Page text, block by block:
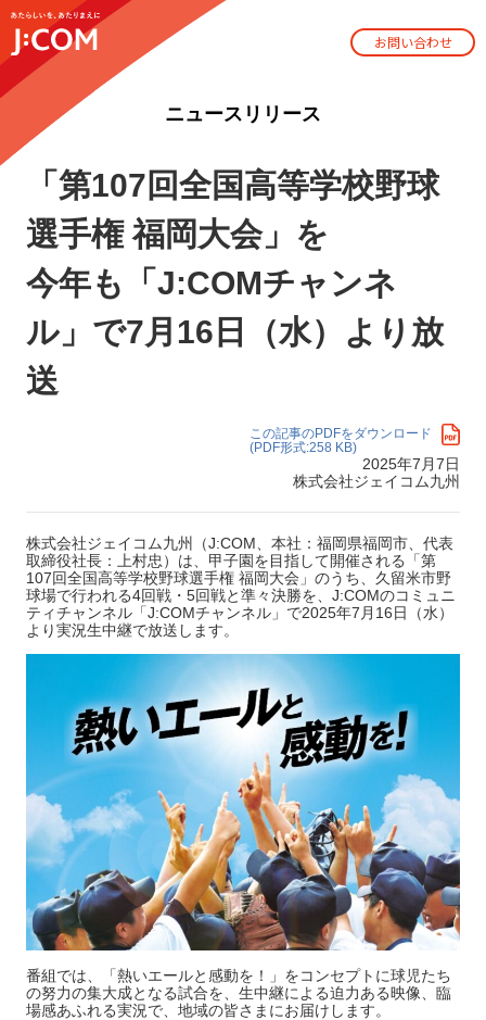
お問い合わせ
ニュースリリース
「第107回全国高等学校野球
選手権 福岡大会」を
今年も「J:COMチャンネ
ル」で7月16日（水）より放
送
この記事のPDFをダウンロード
(PDF形式:258 KB)
2025年7月7日
株式会社ジェイコム九州
株式会社ジェイコム九州（J:COM、本社：福岡県福岡市、代表
取締役社長：上村忠）は、甲子園を目指して開催される「第
107回全国高等学校野球選手権 福岡大会」のうち、久留米市野
球場で行われる4回戦・5回戦と準々決勝を、J:COMのコミュニ
ティチャンネル「J:COMチャンネル」で2025年7月16日（水）
より実況生中継で放送します。
番組では、「熱いエールと感動を！」をコンセプトに球児たち
の努力の集大成となる試合を、生中継による迫力ある映像、臨
場感あふれる実況で、地域の皆さまにお届けします。